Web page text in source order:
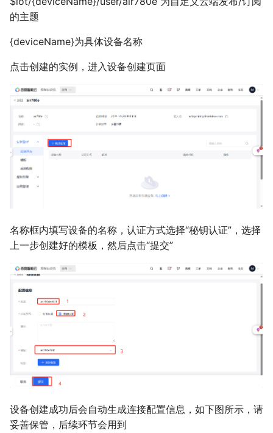
的主题
{deviceName}为具体设备名称
点击创建的实例，进入设备创建页面
名称框内填写设备的名称，认证方式选择“秘钥认证”，选择
上一步创建好的模板，然后点击“提交”
设备创建成功后会自动生成连接配置信息，如下图所示，请
妥善保管，后续环节会用到